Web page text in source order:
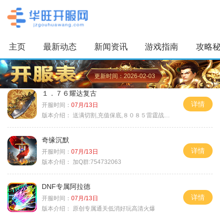
主页 最新动态 新闻资讯 游戏指南 攻略
更新时间：2026-02-03
１．７６耀达复古
开服时间： 07月/13日
版本介绍： 送满切割,充值保底,８０８５雷霆战神微变
详情
奇缘沉默
开服时间： 07月/13日
版本介绍：
加Q群:754732063
详情
DNF专属阿拉德
开服时间： 07月/13日
版本介绍：
原创专属通关低消好玩高清火爆
详情